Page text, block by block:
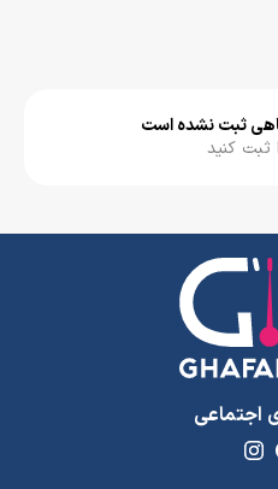
ثبت نشده است
ثبت کنید
اجتماعی